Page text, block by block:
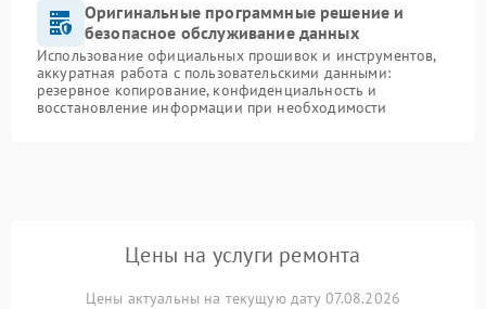
Оригинальные программные решение и
безопасное обслуживание данных
Использование официальных прошивок и инструментов,
аккуратная работа с пользовательскими данными:
резервное копирование, конфиденциальность и
восстановление информации при необходимости
Цены на услуги ремонта
Цены актуальны на текущую дату 07.08.2026